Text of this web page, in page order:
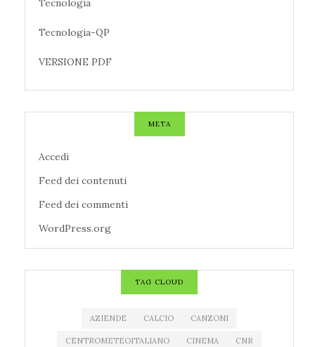
Tecnologia
Tecnologia-QP
VERSIONE PDF
META
Accedi
Feed dei contenuti
Feed dei commenti
WordPress.org
TAG CLOUD
AZIENDE CALCIO CANZONI
CENTROMETEOITALIANO CINEMA CNR